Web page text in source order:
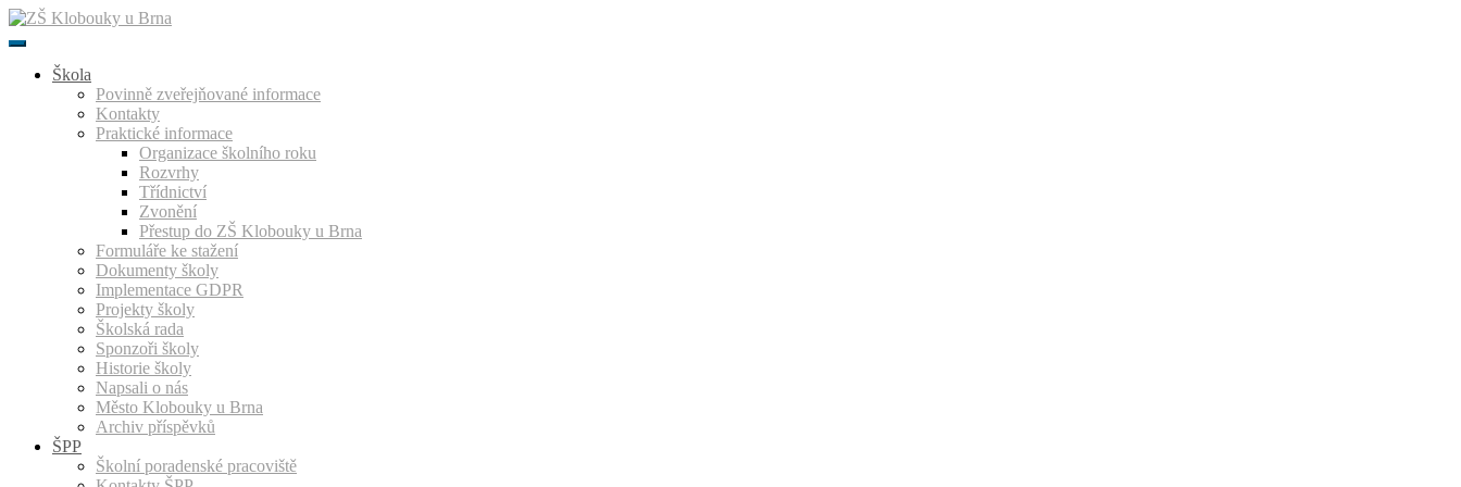
Přeskočit
k
Škola
Povinně zveřejňované informace
Kontakty
Praktické informace
Organizace školního roku
Rozvrhy
Třídnictví
Zvonění
Přestup do ZŠ Klobouky u Brna
Formuláře ke stažení
Dokumenty školy
Implementace GDPR
Projekty školy
Školská rada
Sponzoři školy
Historie školy
Napsali o nás
Město Klobouky u Brna
Archiv příspěvků
ŠPP
Školní poradenské pracoviště